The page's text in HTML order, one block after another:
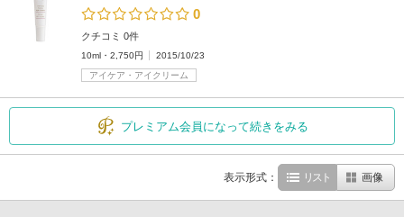
0
クチコミ 0件
10ml・2,750円
2015/10/23
アイケア・アイクリーム
プレミアム会員になって続きをみる
表示形式： リスト 画像